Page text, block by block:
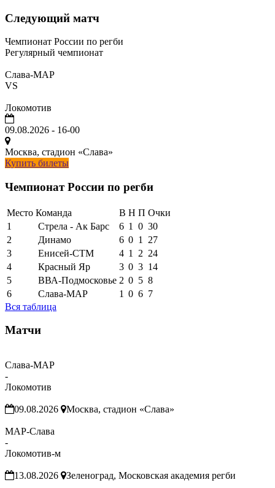
Следующий матч
Чемпионат России по регби
Регулярный чемпионат
Слава-МАР
VS
Локомотив
09.08.2026 - 16-00
Москва, стадион «Слава»
Купить билеты
Чемпионат России по регби
Место Команда В Н П Очки
1
Стрела - Ак Барс 6 1 0 30
2
Динамо 6 0 1
27
3
Енисей-СТМ 4 1 2 24
4
Красный Яр 3 0 3 14
5
ВВА-Подмосковье 2 0 5 8
6
Слава-МАР 1 0 6 7
Вся таблица
Матчи
Слава-МАР
-
Локомотив
09.08.2026 Москва, стадион «Слава»
МАР-Слава
-
Локомотив-м
13.08.2026 Зеленоград, Московская академия регби